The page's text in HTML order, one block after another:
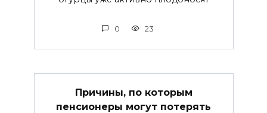
0 23
Причины, по которым
пенсионеры могут потерять